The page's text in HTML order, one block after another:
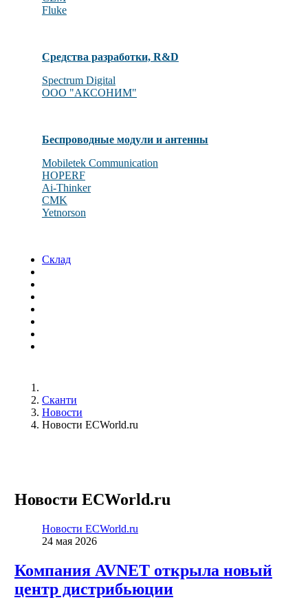
Fluke
Средства разработки, R&D
Spectrum Digital
OOO "АКСОНИМ"
Беспроводные модули и антенны
Mobiletek Communication
HOPERF
Ai-Thinker
CMK
Yetnorson
Склад
Сканти
Новости
Новости ECWorld.ru
Новости ECWorld.ru
Новости ECWorld.ru
24 мая 2026
Компания AVNET открыла новый
центр дистрибьюции